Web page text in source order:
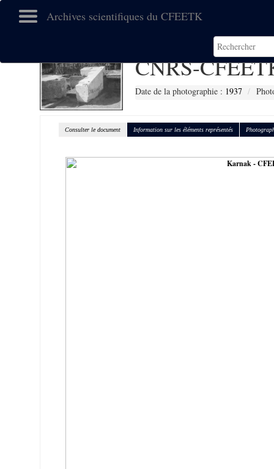
Archives scientifiques du CFEETK
CNRS-
Date de la photographie : 1937
Consulter le document Information sur les éléments représentés